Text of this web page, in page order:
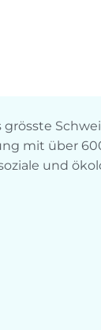
grösste
mit über
und